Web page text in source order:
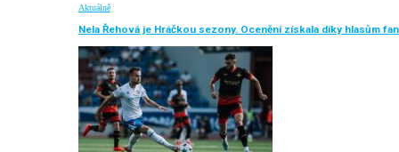
Aktuálně
Nela Řehová je Hráčkou sezony. Ocenění získala díky hlasům